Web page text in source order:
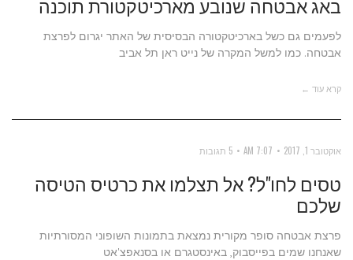
לפעמים גם כשל בארכיטקטורה הבסיסית של האתר יגרום לפרצת
אבטחה. כמו למשל המקרה של נייט ראן תל אביב
קרא עוד ←
אוקטובר 1, 2017 7:07 AM 5 תגובות
טסים לחו"ל? אל תצלמו את כרטיס הטיסה
שלכם
פרצת אבטחה סופר מקורית נמצאת בתמונות השופוני המסורתיות
שאנחנו שמים בפייסבוק, באינסטגרם או בסנאפצ'אט